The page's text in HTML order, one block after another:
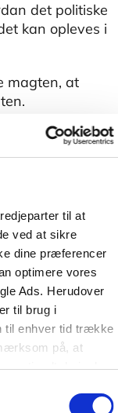
til at
ved at sikre
dine præferencer
optimere vores
Ads. Herudover
til brug i
til enhver tid trække
på, at
optimalt, hvis du
det politiske
kan opleves i
magten, at